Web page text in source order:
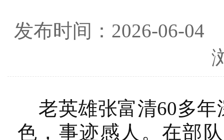
发布时间：2026-
老英雄张富清60多年
色，事迹感人。在部